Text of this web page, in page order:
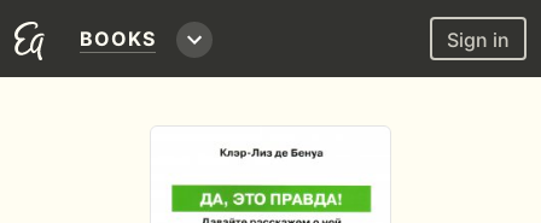
BOOKS Sign in